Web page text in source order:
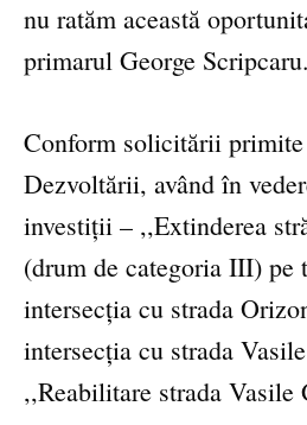
nu ratăm această
primarul George Scripcaru.
Conform solicitării
Dezvoltării, având în
investiții – ,,Extinderea
(drum de categoria III) pe
intersecția cu strada
intersecția cu strada
,,Reabilitare strada Vasile